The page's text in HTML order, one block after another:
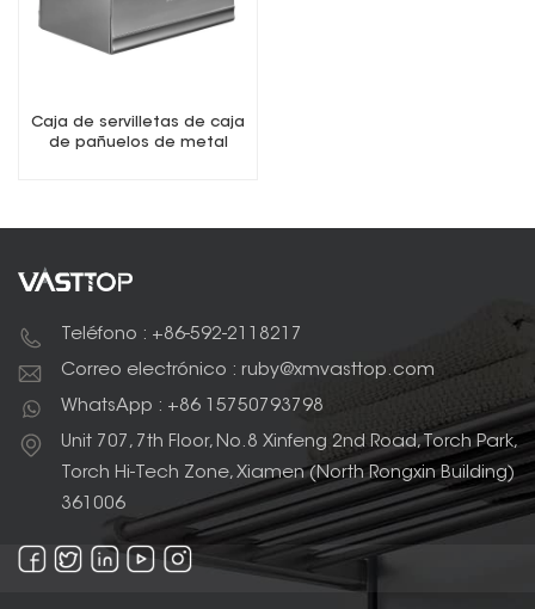
Caja de servilletas de caja
de pañuelos de metal
Teléfono : +86-592-2118217
Correo electrónico : ruby@xmvasttop.com
WhatsApp : +86 15750793798
Unit 707, 7th Floor, No.8 Xinfeng 2nd Road, Torch Park,
Torch Hi-Tech Zone, Xiamen (North Rongxin Building)
361006